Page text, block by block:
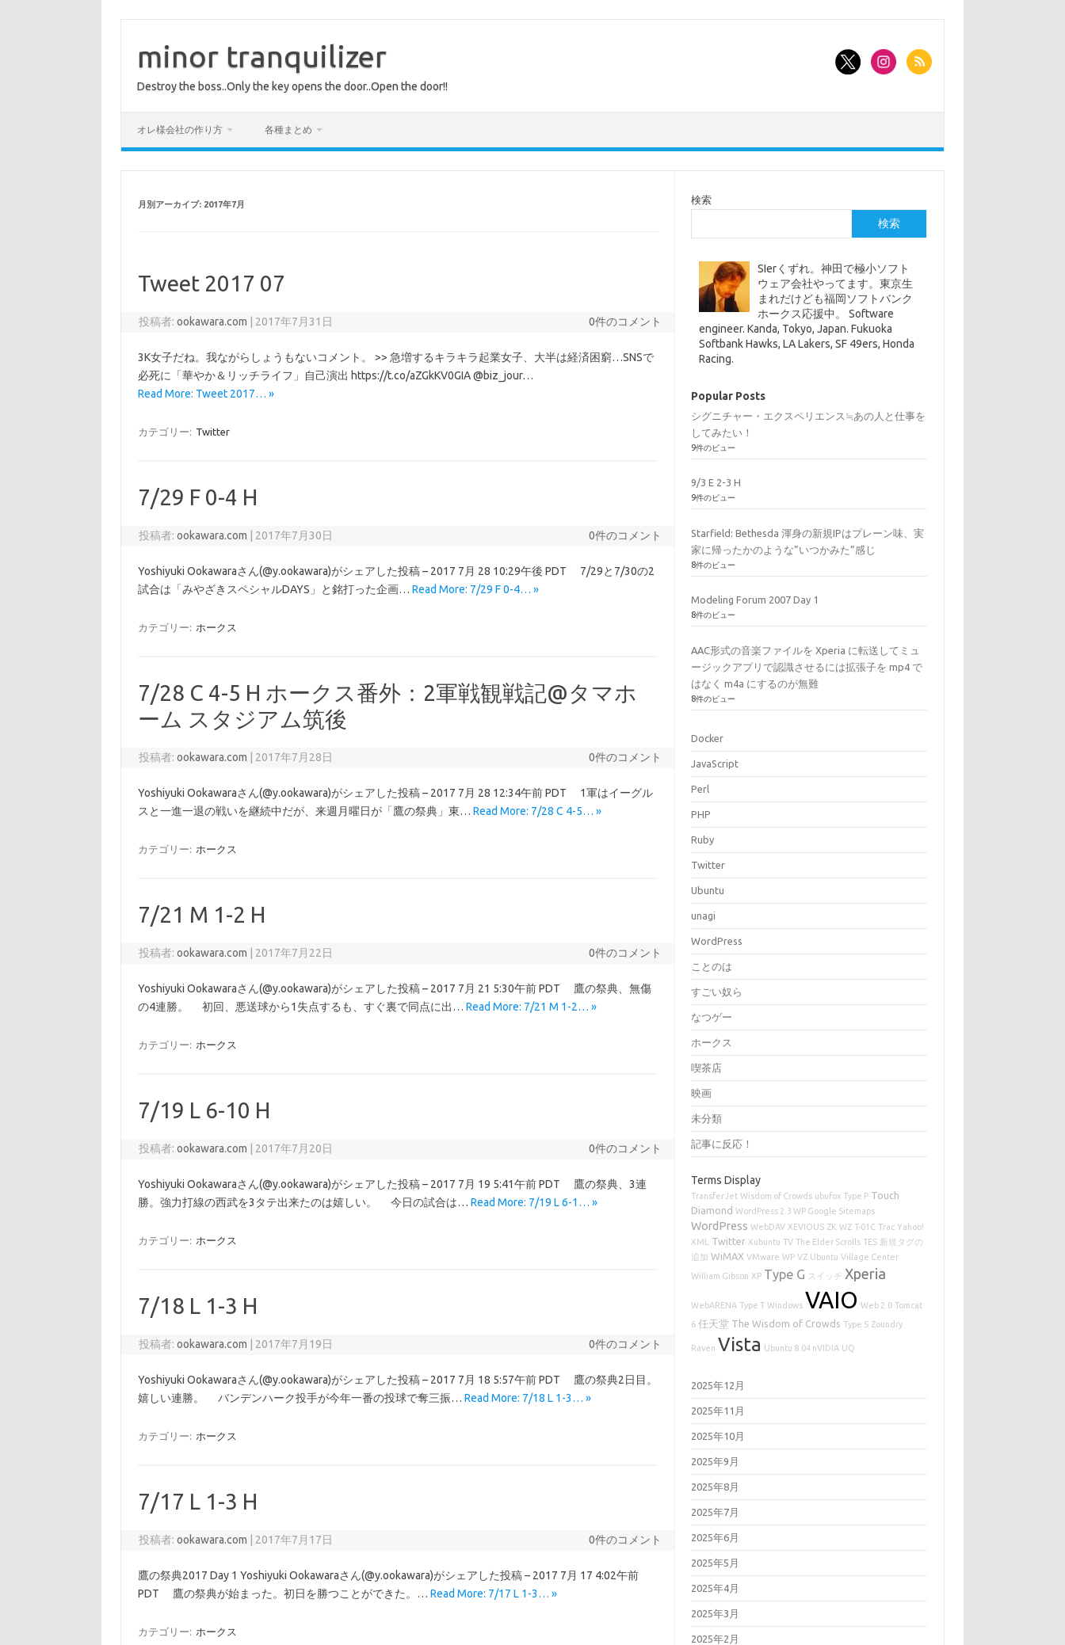
minor tranquilizer
Destroy the boss..Only the key opens the door..Open the door!!
オレ様会社の作り方 各種まとめ
月別アーカイブ: 2017年7月
Tweet 2017 07
投稿者:ookawara.com 2017年7月31日 0件のコメント
3K女子だね。我ながらしょうもないコメント。 >> 急増するキラキラ起業女子、大半は経済困窮…SNSで
必死に「華やか＆リッチライフ」自己演出 https://t.co/aZGkKV0GIA @biz_jour…
Read More: Tweet 2017… »
カテゴリー: Twitter
7/29 F 0-4 H
投稿者:ookawara.com 2017年7月30日 0件のコメント
Yoshiyuki Ookawaraさん(@y.ookawara)がシェアした投稿 – 2017 7月 28 10:29午後 PDT 7/29と7/30の2
試合は「みやざきスペシャルDAYS」と銘打った企画… Read More: 7/29 F 0-4… »
カテゴリー: ホークス
7/28 C 4-5 H ホークス番外：2軍戦観戦記@タマホ
ーム スタジアム筑後
投稿者:ookawara.com 2017年7月28日 0件のコメント
Yoshiyuki Ookawaraさん(@y.ookawara)がシェアした投稿 – 2017 7月 28 12:34午前 PDT 1軍はイーグル
スと一進一退の戦いを継続中だが、来週月曜日が「鷹の祭典」東… Read More: 7/28 C 4-5… »
カテゴリー: ホークス
7/21 M 1-2 H
投稿者:ookawara.com 2017年7月22日 0件のコメント
Yoshiyuki Ookawaraさん(@y.ookawara)がシェアした投稿 – 2017 7月 21 5:30午前 PDT 鷹の祭典、無傷
の4連勝。 初回、悪送球から1失点するも、すぐ裏で同点に出… Read More: 7/21 M 1-2… »
カテゴリー: ホークス
7/19 L 6-10 H
投稿者:ookawara.com 2017年7月20日 0件のコメント
Yoshiyuki Ookawaraさん(@y.ookawara)がシェアした投稿 – 2017 7月 19 5:41午前 PDT 鷹の祭典、3連
勝。強力打線の西武を3タテ出来たのは嬉しい。 今日の試合は… Read More: 7/19 L 6-1… »
カテゴリー: ホークス
7/18 L 1-3 H
投稿者:ookawara.com 2017年7月19日 0件のコメント
Yoshiyuki Ookawaraさん(@y.ookawara)がシェアした投稿 – 2017 7月 18 5:57午前 PDT 鷹の祭典2日目。
嬉しい連勝。 バンデンハーク投手が今年一番の投球で奪三振… Read More: 7/18 L 1-3… »
カテゴリー: ホークス
7/17 L 1-3 H
投稿者:ookawara.com 2017年7月17日 0件のコメント
鷹の祭典2017 Day 1 Yoshiyuki Ookawaraさん(@y.ookawara)がシェアした投稿 – 2017 7月 17 4:02午前
PDT 鷹の祭典が始まった。初日を勝つことができた。… Read More: 7/17 L 1-3… »
カテゴリー: ホークス
検索
検索
SIerくずれ。神田で極小ソフト
ウェア会社やってます。東京生
まれだけども福岡ソフトバンク
ホークス応援中。 Software
engineer. Kanda, Tokyo, Japan. Fukuoka
Softbank Hawks, LA Lakers, SF 49ers, Honda
Racing.
Popular Posts
シグニチャー・エクスペリエンス≒あの人と仕事を
してみたい！
9件のビュー
9/3 E 2-3 H
9件のビュー
Starfield: Bethesda 渾身の新規IPはプレーン味、実
家に帰ったかのような”いつかみた”感じ
8件のビュー
Modeling Forum 2007 Day 1
8件のビュー
AAC形式の音楽ファイルを Xperia に転送してミュ
ージックアプリで認識させるには拡張子を mp4 で
はなく m4a にするのが無難
8件のビュー
Docker
JavaScript
Perl
PHP
Ruby
Twitter
Ubuntu
unagi
WordPress
ことのは
すごい奴ら
なつゲー
ホークス
喫茶店
映画
未分類
記事に反応！
Terms Display
TransferJet Wisdom of Crowds ubufox Type P Touch
Diamond WordPress 2.3 WP Google Sitemaps
WordPress WebDAV XEVIOUS ZK WZ T-01C Trac Yahoo!
XML
Twitter Xubuntu TV The Elder Scrolls TES 新規タグの
追加 WiMAX VMware WP VZ Ubuntu Village Center
William Gibson XP Type G スイッチ Xperia
WebARENA Type T Windows VAIO Web 2.0 Tomcat
6 任天堂 The Wisdom of Crowds Type S Zoundry
Raven Vista Ubuntu 8.04 nVIDIA UQ
2025年12月
2025年11月
2025年10月
2025年9月
2025年8月
2025年7月
2025年6月
2025年5月
2025年4月
2025年3月
2025年2月